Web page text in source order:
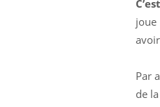
joue
Par
de